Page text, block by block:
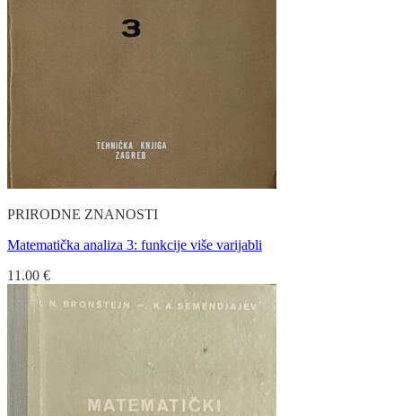
PRIRODNE ZNANOSTI
Matematička analiza 3: funkcije više varijabli
11.00 €